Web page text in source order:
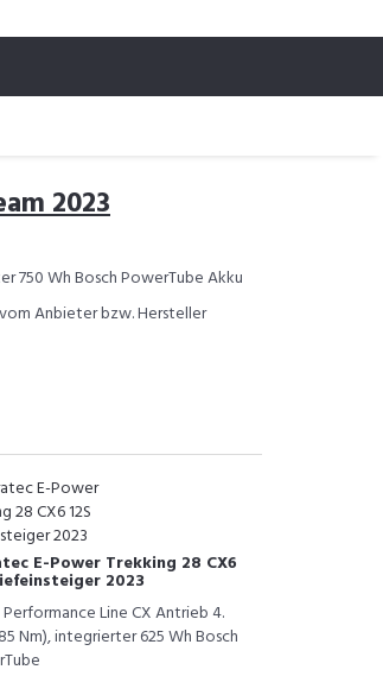
2023
750 Wh Bosch PowerTube Akku
Anbieter bzw. Hersteller
E-Power Trekking 28 CX6
2023
Line CX Antrieb 4.
Nm), integrierter 625 Wh Bosch